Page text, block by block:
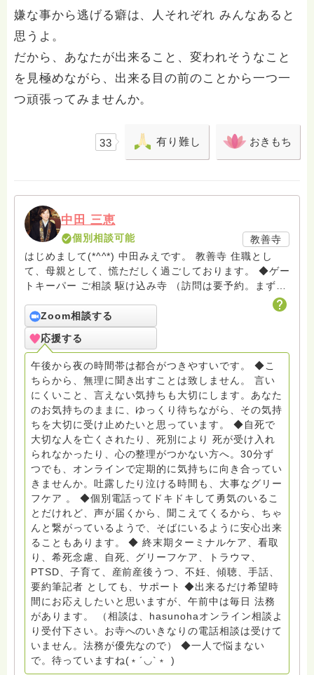
嫌な事から逃げる癖は、人それぞれ みんなあると
思うよ。
だから、あなたが出来ること、変われそうなこと
を見極めながら、出来る目の前のことから一つ一
つ頑張ってみませんか。
33 有り難し おきもち
中田 三恵
個別相談可能
教善寺
はじめまして(*^^*) 中田みえです。 教善寺 住職とし
て、母親として、慌ただしく過ごしております。 ◆ゲー
トキーパー ご相談 駆け込み寺 （訪問は要予約。まずは
ターミナルケア、看取り、グリーフケア、希死念慮、自
死、産前産後うつ、育児、DV、デートDV、トラウマ、
PTSD、傾聴トレーナー、手話、要約筆記、行政相談
員、女性支援員、小学校 中学校支援員としても、ケア
サポートをしています。 ◆一般社団法人『グリーフケア
ともしび』理事長 【ともしび遺族会】運営 毎月 第１
金・昼夜2回開催（大阪駅前第3ビル） 14：00〜，18：
00〜 お問い合わせ申込⬇️こちらから
griefcare.tomoshibi@icloud.com ＊この活動は皆さま
のご支援により支えられております。ご協力をよろしく
お願いします。 ゆうちょ銀行 口座番号 普通408-
6452769 一般社団法人グリーフケアともしび ◆『ビハ
ーラサロン おしゃべりカフェひだまり』 ビハーラ和歌
山代表 居場所運営 問い合わせ申込⬇️こちらから
griefcare.tomoshibi@icloud.com ◆GEはしもとサピュ
イエ 所属 （Gender Equity 誰もが自分らしく生きるこ
とができる社会をめざして）DV・女性支援 ◆認定NPO
京都自死自殺相談センターSotto 元グリーフサポート委
員長（2018〜2024） ◆保育士.幼稚園教諭.小学校教諭.
レクリエーションインストラクター.中学校DV授業 10年
間 保育 教育の現場で 総主任として勤めた経験も生かし
つつ、お話できることがあれば 幸いです。 いつも あな
たとともに。南無阿弥陀仏 ここでは、宗旨を問いませ
ん。 まずは、ひとりで抱え込まないで。 来寺お問い合
わせは⬇️こちらから miehimeyo@gmail.com ※時間を割
Zoom相談する
応援する
午後から夜の時間帯は都合がつきやすいです。 ◆こ
ちらから、無理に聞き出すことは致しません。 言い
にくいこと、言えない気持ちも大切にします。あなた
のお気持ちのままに、ゆっくり待ちながら、その気持
ちを大切に受け止めたいと思っています。 ◆自死で
大切な人を亡くされたり、死別により 死が受け入れ
られなかったり、心の整理がつかない方へ。30分ず
つでも、オンラインで定期的に気持ちに向き合ってい
きませんか。吐露したり泣ける時間も、大事なグリー
フケア 。 ◆個別電話ってドキドキして勇気のいるこ
とだけれど、声が届くから、聞こえてくるから、ちゃ
んと繋がっているようで、そばにいるように安心出来
ることもあります。 ◆ 終末期ターミナルケア、看取
り、希死念慮、自死、グリーフケア、トラウマ、
PTSD、子育て、産前産後うつ、不妊、傾聴、手話、
要約筆記者 としても、サポート ◆出来るだけ希望時
間にお応えしたいと思いますが、午前中は毎日 法務
があります。 （相談は、hasunohaオンライン相談よ
り受付下さい。お寺へのいきなりの電話相談は受けて
いません。法務が優先なので） ◆一人で悩まない
で。待っていますね(﹡´◡`﹡ )